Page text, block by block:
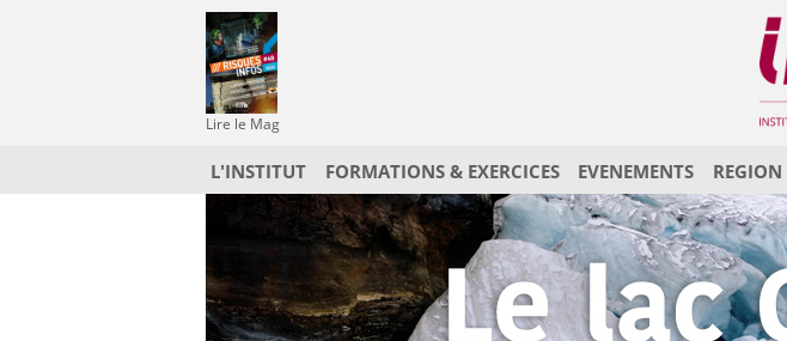
Lire le Mag
L'INSTITUT FORMATIONS & EXERCICES EVENEMENTS REGION